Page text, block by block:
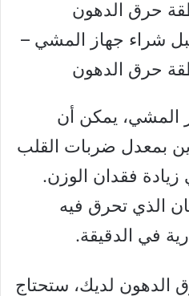
شراء جهاز المشي –
حرق الدهون
المشي، يمكن أن
بمعدل ضربات القلب
فقدان الوزن.
الذي تحرق فيه
في الدقيقة.
الدهون لديك، ستحتاج